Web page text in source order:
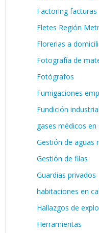
Factoring facturas
Fletes Región
Florerias a
Fotografía de
Fotógrafos
Fumigaciones
Fundición industrial
gases médicos en
Gestión de aguas
Gestión de filas
Guardias privados
habitaciones en
Hallazgos de
Herramientas